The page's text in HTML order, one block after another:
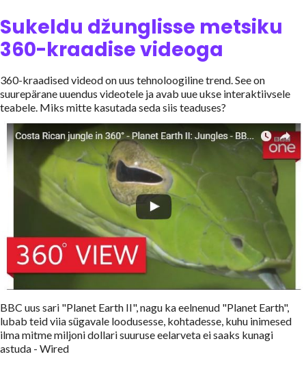
Sukeldu džunglisse metsiku
360-kraadise videoga
360-kraadised videod on uus tehnoloogiline trend. See on
suurepärane uuendus videotele ja avab uue ukse interaktiivsele
teabele. Miks mitte kasutada seda siis teaduses?
BBC uus sari "Planet Earth II", nagu ka eelnenud "Planet Earth",
lubab teid viia sügavale loodusesse, kohtadesse, kuhu inimesed
ilma mitme miljoni dollari suuruse eelarveta ei saaks kunagi
astuda - Wired